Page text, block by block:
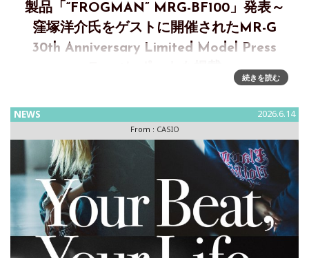
製品「“FROGMAN” MRG-BF100」発表～
窪塚洋介氏をゲストに開催されたMR-G
30th Anniversary Limited Model Press
た“MR-G” ～ISO200m潜水用防水性能を備えた本格ダイバー
ズウオッチ “FROGMAN”/“MR-G”
続きを読む
NEWS 2026.6.14
From : CASIO